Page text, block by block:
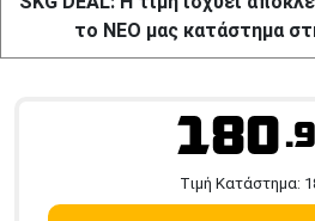
το ΝΕΟ μας κατάστημα
180
Tιμή Κατάστημα: